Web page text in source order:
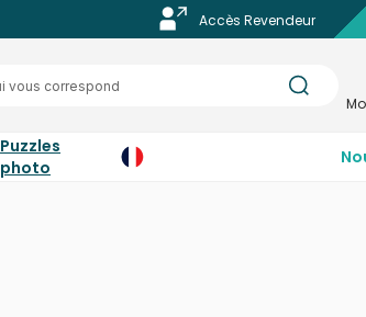
Accès Revendeur
Puzzles
photo